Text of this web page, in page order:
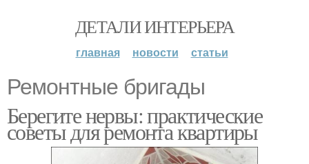
ДЕТАЛИ ИНТЕРЬЕРА
главная новости статьи
Ремонтные бригады
Берегите нервы: практические
советы для ремонта квартиры